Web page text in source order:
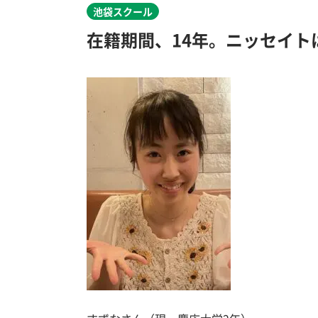
池袋スクール
在籍期間、14年。ニッセイ